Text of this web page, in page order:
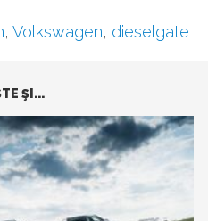
, Volkswagen, dieselgate
ŞI...